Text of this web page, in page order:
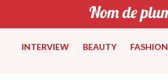
INTERVIEW BEAUTY FASHION